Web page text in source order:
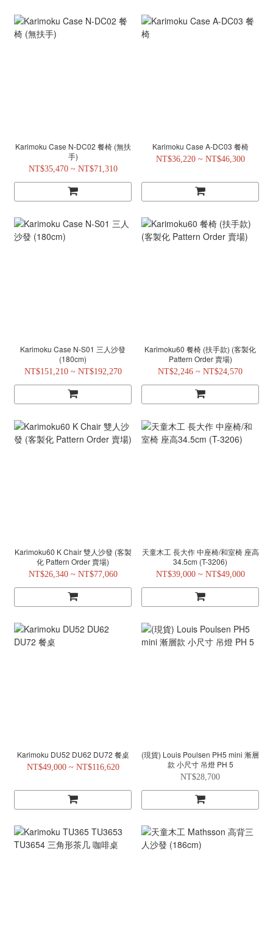
Karimoku Case N-DC02 餐椅 (無扶
手)
NT$35,470 ~ NT$71,310
Karimoku Case A-DC03 餐椅
NT$36,220 ~ NT$46,300
Karimoku Case N-S01 三人沙發
(180cm)
NT$151,210 ~ NT$192,270
Karimoku60 餐椅 (扶手款) (客製化
Pattern Order 賣場)
NT$2,246 ~ NT$24,570
Karimoku60 K Chair 雙人沙發 (客製
化 Pattern Order 賣場)
NT$26,340 ~ NT$77,060
天童木工 長大作 中座椅/和室椅 座高
34.5cm (T-3206)
NT$39,000 ~ NT$49,000
Karimoku DU52 DU62 DU72 餐桌
NT$49,000 ~ NT$116,620
(現貨) Louis Poulsen PH5 mini 漸層
款 小尺寸 吊燈 PH 5
NT$28,700